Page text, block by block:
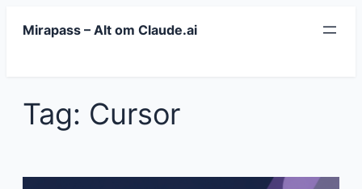
Mirapass – Alt om Claude.ai
Tag: Cursor